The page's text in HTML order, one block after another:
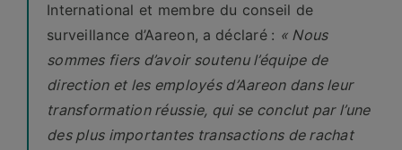
International et membre du conseil de
surveillance d’Aareon, a déclaré : « Nous
sommes fiers d’avoir soutenu l’équipe de
direction et les employés d’Aareon dans leur
transformation réussie, qui se conclut par l’une
des plus importantes transactions de rachat